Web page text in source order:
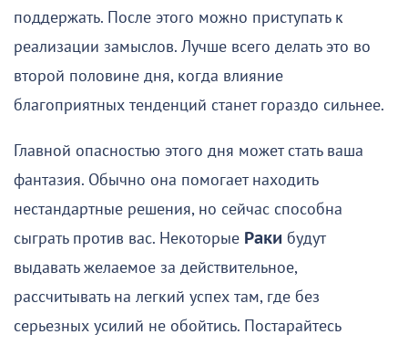
поддержать. После этого можно приступать к
реализации замыслов. Лучше всего делать это во
второй половине дня, когда влияние
благоприятных тенденций станет гораздо сильнее.
Главной опасностью этого дня может стать ваша
фантазия. Обычно она помогает находить
нестандартные решения, но сейчас способна
сыграть против вас. Некоторые Раки будут
выдавать желаемое за действительное,
рассчитывать на легкий успех там, где без
серьезных усилий не обойтись. Постарайтесь